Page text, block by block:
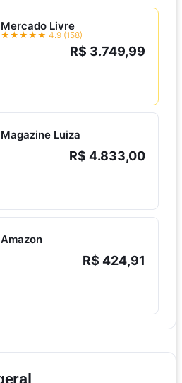
Mercado Livre
★★★★★ 4.9 (158)
R$ 3.749,99
Magazine Luiza
R$ 4.833,00
Amazon
R$ 424,91